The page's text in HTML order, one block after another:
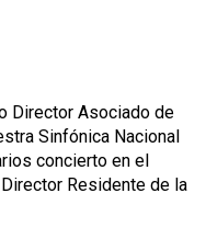
Director Asociado de
Sinfónica Nacional
concierto en el
Residente de la